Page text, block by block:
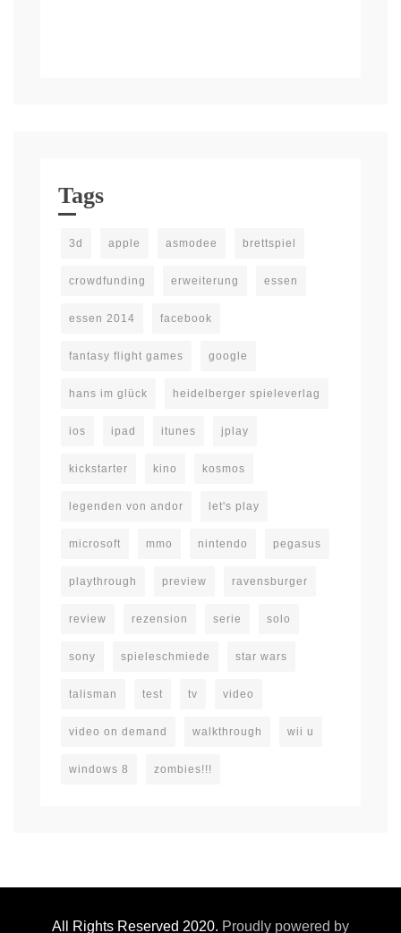
Tags
3d apple asmodee brettspiel
crowdfunding erweiterung essen
essen 2014 facebook
fantasy flight games google
hans im glück heidelberger spieleverlag
ios ipad itunes jplay
kickstarter kino kosmos
legenden von andor let's play
microsoft mmo nintendo pegasus
playthrough preview ravensburger
review rezension serie solo
sony spieleschmiede star wars
talisman test tv video
video on demand walkthrough wii u
windows 8 zombies!!!
All Rights Reserved 2020. Proudly powered by